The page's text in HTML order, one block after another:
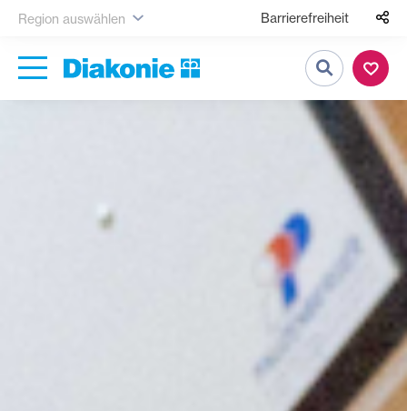
Region auswählen Barrierefreiheit
Suche